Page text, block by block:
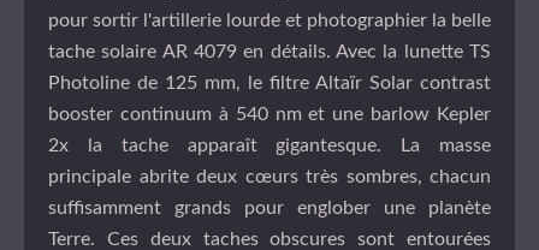
pour sortir l'artillerie lourde et photographier la belle
tache solaire AR 4079 en détails. Avec la lunette TS
Photoline de 125 mm, le filtre Altaïr Solar contrast
booster continuum à 540 nm et une barlow Kepler
2x la tache apparaît gigantesque. La masse
principale abrite deux cœurs très sombres, chacun
suffisamment grands pour englober une planète
Terre. Ces deux taches obscures sont entourées